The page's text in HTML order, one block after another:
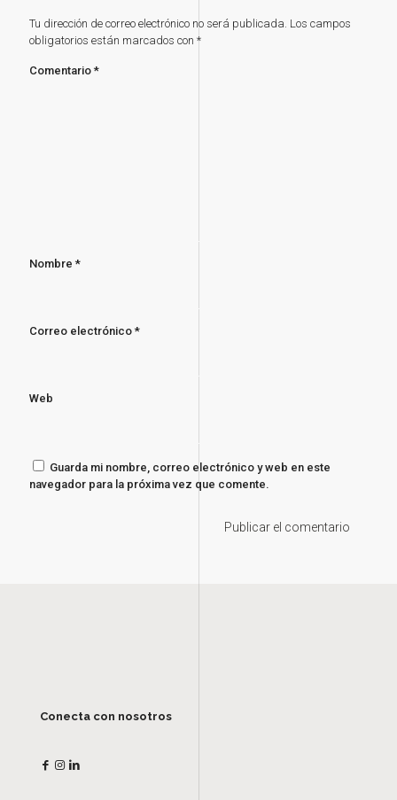
Tu dirección de correo electrónico no será publicada. Los campos
obligatorios están marcados con *
Comentario *
Nombre *
Correo electrónico *
Web
Guarda mi nombre, correo electrónico y web en este
navegador para la próxima vez que comente.
Conecta con nosotros